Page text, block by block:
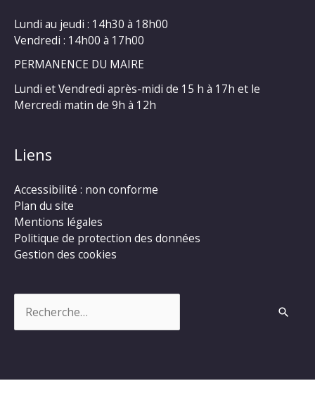
Lundi au jeudi : 14h30 à 18h00
Vendredi : 14h00 à 17h00
PERMANENCE DU MAIRE
Lundi et Vendredi après-midi de 15 h à 17h et le
Mercredi matin de 9h à 12h
Liens
Accessibilité : non conforme
Plan du site
Mentions légales
Politique de protection des données
Gestion des cookies